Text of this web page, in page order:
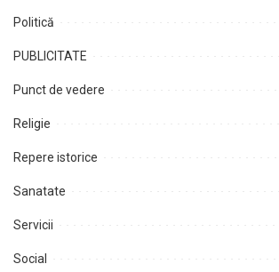
Politică
PUBLICITATE
Punct de vedere
Religie
Repere istorice
Sanatate
Servicii
Social